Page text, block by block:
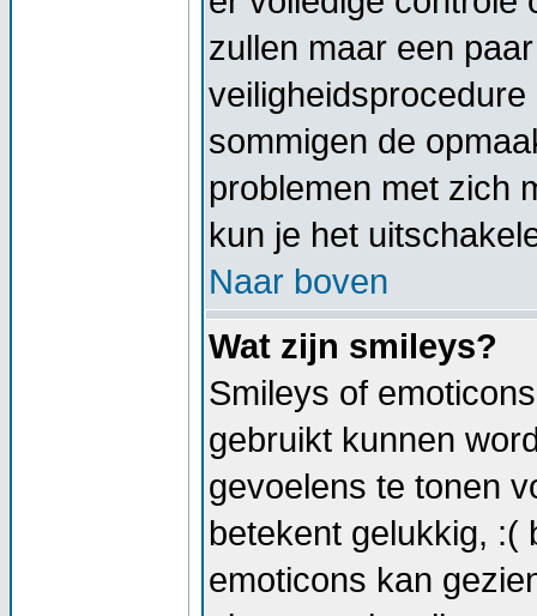
zullen maar een
sommigen de
problemen met zich
kun je het
Naar boven
Wat zijn smileys?
Smileys of
gebruikt kunnen
gevoelens te tonen
betekent gelukkig, :(
emoticons kan